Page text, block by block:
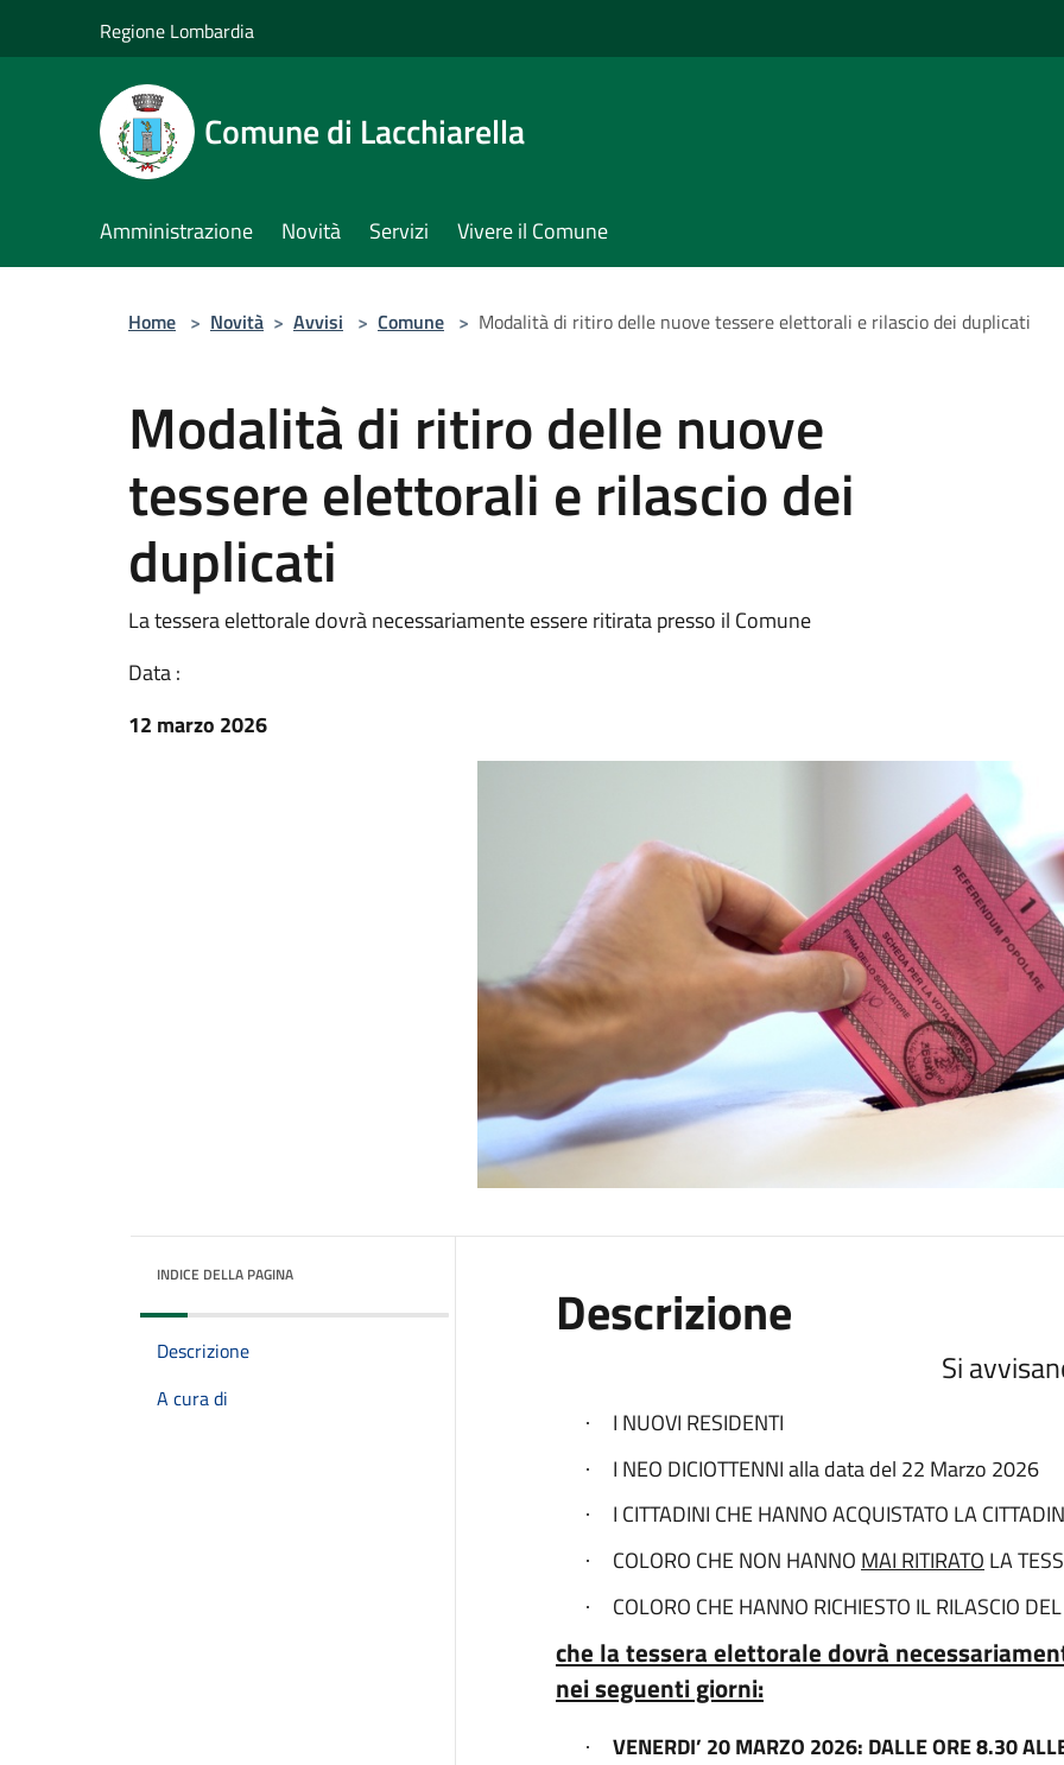
Regione Lombardia
Comune di Lacchiarella
Amministrazione Novità Servizi Vivere il Comune
Home > Novità > Avvisi > Comune > Modalità di ritiro delle nuove tessere elettorali e rilascio dei duplicati
Modalità di ritiro delle nuove
tessere elettorali e rilascio dei
duplicati
La tessera elettorale dovrà necessariamente essere ritirata presso il Comune
Data :
12 marzo 2026
INDICE DELLA PAGINA
Descrizione
A cura di
Descrizione
Si
· I NUOVI RESIDENTI
· I NEO DICIOTTENNI alla data del 22 Marzo 2026
· I CITTADINI CHE HANNO ACQUISTATO LA
· COLORO CHE NON HANNO MAI RITIRATO LA
· COLORO CHE HANNO RICHIESTO IL RILASCIO
che la tessera elettorale dovrà
nei seguenti giorni:
· VENERDI’ 20 MARZO 2026: DALLE ORE 8.30